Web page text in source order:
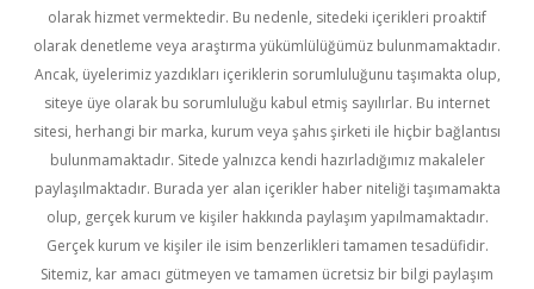
olarak hizmet vermektedir. Bu nedenle, sitedeki içerikleri proaktif
olarak denetleme veya araştırma yükümlülüğümüz bulunmamaktadır.
Ancak, üyelerimiz yazdıkları içeriklerin sorumluluğunu taşımakta olup,
siteye üye olarak bu sorumluluğu kabul etmiş sayılırlar. Bu internet
sitesi, herhangi bir marka, kurum veya şahıs şirketi ile hiçbir bağlantısı
bulunmamaktadır. Sitede yalnızca kendi hazırladığımız makaleler
paylaşılmaktadır. Burada yer alan içerikler haber niteliği taşımamakta
olup, gerçek kurum ve kişiler hakkında paylaşım yapılmamaktadır.
Gerçek kurum ve kişiler ile isim benzerlikleri tamamen tesadüfidir.
Sitemiz, kar amacı gütmeyen ve tamamen ücretsiz bir bilgi paylaşım